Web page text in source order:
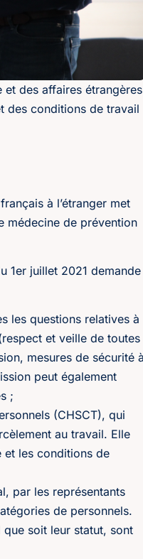
et des affaires étrangères
des conditions de travail
à l’étranger met
médecine de prévention
1er juillet 2021 demande
les questions relatives à
et veille de toutes
mesures de sécurité
peut également
;
(CHSCT), qui
au travail. Elle
et les conditions de
par les représentants
de personnels.
que soit leur statut, sont